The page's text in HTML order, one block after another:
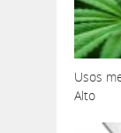
Usos
Alto